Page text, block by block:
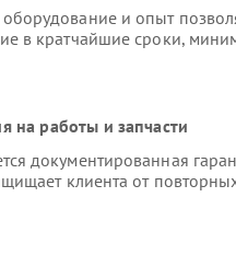
и опыт
в кратчайшие сроки,
на работы и запчасти
документированная
клиента от